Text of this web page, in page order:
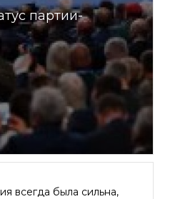
партии-
всегда была сильна,